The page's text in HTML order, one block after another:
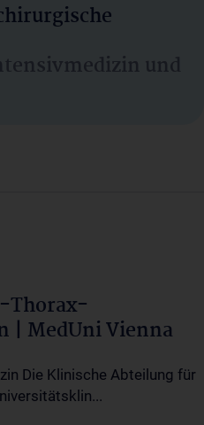
und
Thorax-
| MedUni Vienna
Die Klinische Abteilung für